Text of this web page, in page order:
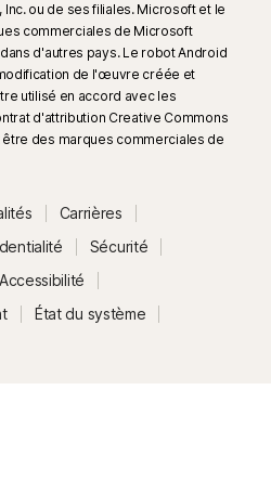
ou de ses filiales. Microsoft et le
commerciales de Microsoft
d'autres pays. Le robot Android
de l'œuvre créée et
utilisé en accord avec les
d'attribution Creative Commons
des marques commerciales de
Carrières
Sécurité
Accessibilité
État du système